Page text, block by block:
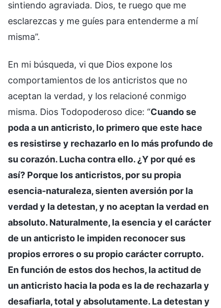
sintiendo agraviada. Dios, te ruego que me
esclarezcas y me guíes para entenderme a mí
misma”.
En mi búsqueda, vi que Dios expone los
comportamientos de los anticristos que no
aceptan la verdad, y los relacioné conmigo
misma. Dios Todopoderoso dice: “Cuando se
poda a un anticristo, lo primero que este hace
es resistirse y rechazarlo en lo más profundo de
su corazón. Lucha contra ello. ¿Y por qué es
así? Porque los anticristos, por su propia
esencia-naturaleza, sienten aversión por la
verdad y la detestan, y no aceptan la verdad en
absoluto. Naturalmente, la esencia y el carácter
de un anticristo le impiden reconocer sus
propios errores o su propio carácter corrupto.
En función de estos dos hechos, la actitud de
un anticristo hacia la poda es la de rechazarla y
desafiarla, total y absolutamente. La detestan y